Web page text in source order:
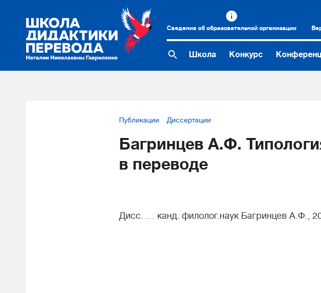
Сведения об образовательной организации
Школа Конкурс
Публикации Диссертации
Багринцев А.Ф.
в переводе
Дисс. … канд. филолог.наук Багринцев А.Ф.,